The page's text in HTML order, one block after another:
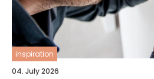
inspiration
04. July 2026